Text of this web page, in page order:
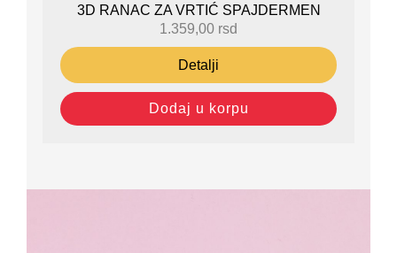
3D RANAC ZA VRTIĆ SPAJDERMEN
1.359,00 rsd
Detalji
Dodaj u korpu